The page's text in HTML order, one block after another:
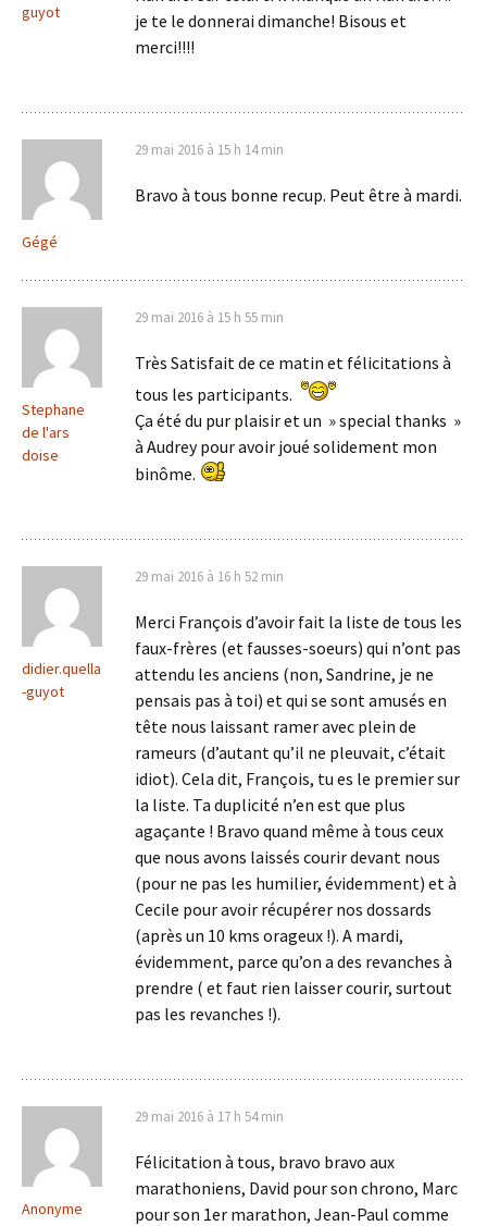
guyot
je te le donnerai dimanche! Bisous et
merci!!!!
Gégé
29 mai 2016 à 15 h 14 min
Bravo à tous bonne recup. Peut être à mardi.
Stephane
de l'ars
doise
29 mai 2016 à 15 h 55 min
Très Satisfait de ce matin et félicitations à
tous les participants.
Ça été du pur plaisir et un » special thanks »
à Audrey pour avoir joué solidement mon
binôme.
didier.quella
-guyot
29 mai 2016 à 16 h 52 min
Merci François d’avoir fait la liste de tous les
faux-frères (et fausses-soeurs) qui n’ont pas
attendu les anciens (non, Sandrine, je ne
pensais pas à toi) et qui se sont amusés en
tête nous laissant ramer avec plein de
rameurs (d’autant qu’il ne pleuvait, c’était
idiot). Cela dit, François, tu es le premier sur
la liste. Ta duplicité n’en est que plus
agaçante ! Bravo quand même à tous ceux
que nous avons laissés courir devant nous
(pour ne pas les humilier, évidemment) et à
Cecile pour avoir récupérer nos dossards
(après un 10 kms orageux !). A mardi,
évidemment, parce qu’on a des revanches à
prendre ( et faut rien laisser courir, surtout
pas les revanches !).
Anonyme
29 mai 2016 à 17 h 54 min
Félicitation à tous, bravo bravo aux
marathoniens, David pour son chrono, Marc
pour son 1er marathon, Jean-Paul comme